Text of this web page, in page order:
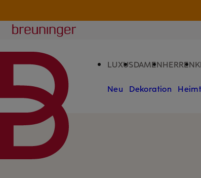
Breuninger
LUXUSDAMENHERREN
Neu Dekoration